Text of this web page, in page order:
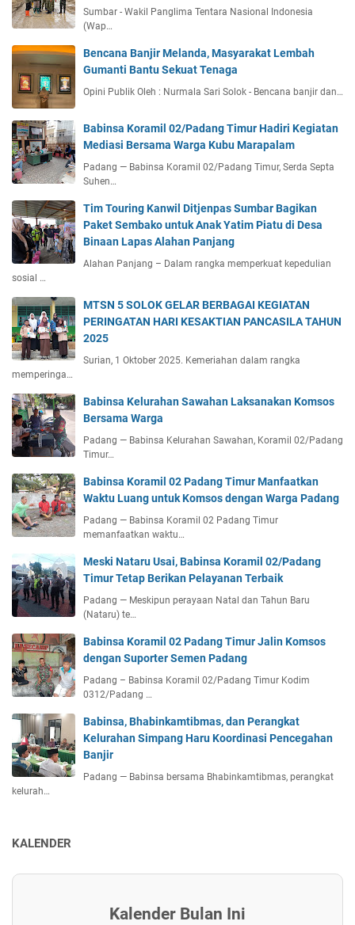
Sumbar - Wakil Panglima Tentara Nasional Indonesia
(Wap…
Bencana Banjir Melanda, Masyarakat Lembah
Gumanti Bantu Sekuat Tenaga
Opini Publik Oleh : Nurmala Sari Solok - Bencana banjir dan…
Babinsa Koramil 02/Padang Timur Hadiri Kegiatan
Mediasi Bersama Warga Kubu Marapalam
Padang — Babinsa Koramil 02/Padang Timur, Serda Septa
Suhen…
Tim Touring Kanwil Ditjenpas Sumbar Bagikan
Paket Sembako untuk Anak Yatim Piatu di Desa
Binaan Lapas Alahan Panjang
Alahan Panjang – Dalam rangka memperkuat kepedulian
sosial …
MTSN 5 SOLOK GELAR BERBAGAI KEGIATAN
PERINGATAN HARI KESAKTIAN PANCASILA TAHUN
2025
Surian, 1 Oktober 2025. Kemeriahan dalam rangka
memperinga…
Babinsa Kelurahan Sawahan Laksanakan Komsos
Bersama Warga
Padang — Babinsa Kelurahan Sawahan, Koramil 02/Padang
Timur…
Babinsa Koramil 02 Padang Timur Manfaatkan
Waktu Luang untuk Komsos dengan Warga Padang
Padang — Babinsa Koramil 02 Padang Timur
memanfaatkan waktu…
Meski Nataru Usai, Babinsa Koramil 02/Padang
Timur Tetap Berikan Pelayanan Terbaik
Padang — Meskipun perayaan Natal dan Tahun Baru
(Nataru) te…
Babinsa Koramil 02 Padang Timur Jalin Komsos
dengan Suporter Semen Padang
Padang – Babinsa Koramil 02/Padang Timur Kodim
0312/Padang …
Babinsa, Bhabinkamtibmas, dan Perangkat
Kelurahan Simpang Haru Koordinasi Pencegahan
Banjir
Padang — Babinsa bersama Bhabinkamtibmas, perangkat
kelurah…
KALENDER
Kalender Bulan Ini